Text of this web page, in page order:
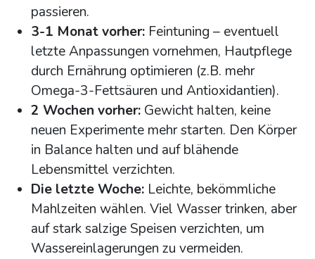
passieren.
3-1 Monat vorher: Feintuning – eventuell
letzte Anpassungen vornehmen, Hautpflege
durch Ernährung optimieren (z.B. mehr
Omega-3-Fettsäuren und Antioxidantien).
2 Wochen vorher: Gewicht halten, keine
neuen Experimente mehr starten. Den Körper
in Balance halten und auf blähende
Lebensmittel verzichten.
Die letzte Woche: Leichte, bekömmliche
Mahlzeiten wählen. Viel Wasser trinken, aber
auf stark salzige Speisen verzichten, um
Wassereinlagerungen zu vermeiden.